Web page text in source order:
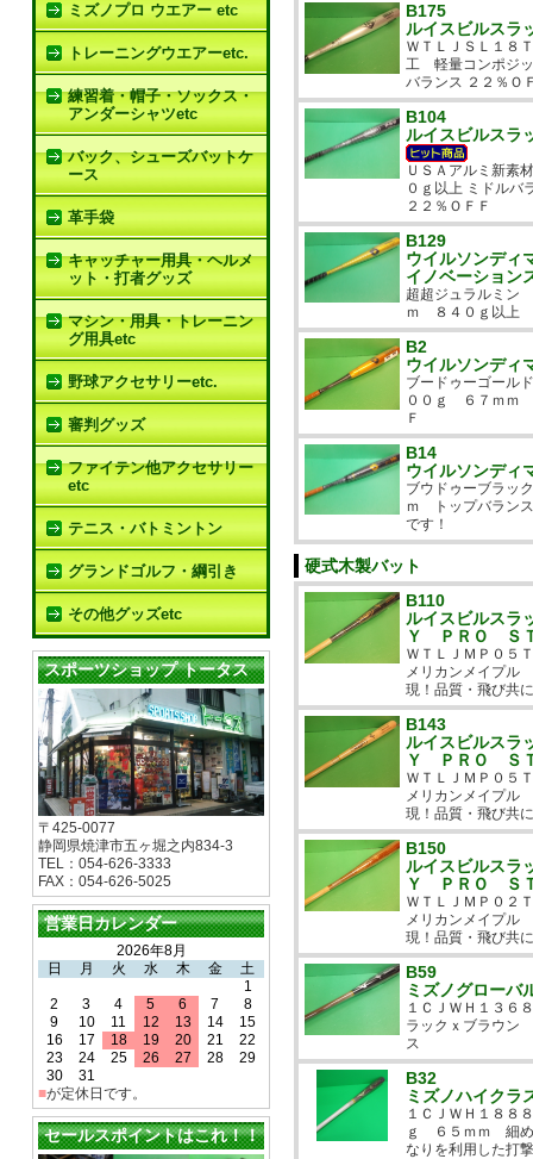
ミズノプロ ウエアー etc
トレーニングウエアーetc.
練習着・帽子・ソックス・
アンダーシャツetc
バック、シューズバットケ
ース
革手袋
キャッチャー用具・ヘルメ
ット・打者グッズ
マシン・用具・トレーニン
グ用具etc
野球アクセサリーetc.
審判グッズ
ファイテン他アクセサリー
etc
テニス・バトミントン
グランドゴルフ・綱引き
その他グッズetc
スポーツショップ トータス
〒425-0077
静岡県焼津市五ヶ堀之内834-3
TEL：054-626-3333
FAX：054-626-5025
営業日カレンダー
2026年8月
日
月 火 水 木 金
土
1
2
3 4 5 6 7
8
9
10 11 12 13 14
15
16
17 18 19 20 21
22
23
24 25 26 27 28
29
30
31
■が定休日です。
セールスポイントはこれ！！
B175
ルイスビルスラ
ＷＴＬＪＳＬ１
工 軽量コンポジッ
バランス ２２％Ｏ
B104
ルイスビルスラ
ＵＳＡアルミ新
０ｇ以上 ミドル
２２％ＯＦＦ
B129
ウイルソンデ
イノベーション
超超ジュラルミ
ｍ ８４０ｇ以上
B2
ウイルソンディ
ブードゥーゴー
００ｇ ６７ｍｍ
Ｆ
B14
ウイルソンディ
ブウドゥーブラ
ｍ トップバラン
です！
硬式木製バット
B110
ルイスビルスラ
Ｙ ＰＲＯ Ｓ
ＷＴＬＪＭＰ０
メリカンメイプル
現！品質・飛び共
B143
ルイスビルスラ
Ｙ ＰＲＯ Ｓ
ＷＴＬＪＭＰ０
メリカンメイプル
現！品質・飛び共
B150
ルイスビルスラ
Ｙ ＰＲＯ Ｓ
ＷＴＬＪＭＰ０
メリカンメイプル
現！品質・飛び共
B59
ミズノグローバ
１ＣＪＷＨ１３
ラックｘブラウ
ス
B32
ミズノハイクラ
１ＣＪＷＨ１８
ｇ ６５ｍｍ 細め
なりを利用した打